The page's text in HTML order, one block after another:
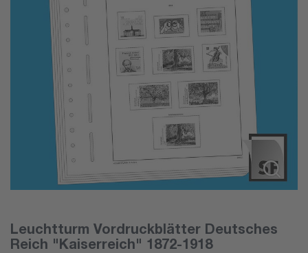
Leuchtturm Vordruckblätter Deutsches
Reich "Kaiserreich" 1872-1918